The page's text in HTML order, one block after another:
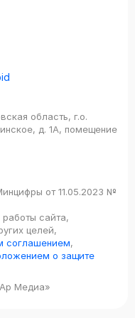
область, г.о.
д. 1А, помещение
от 11.05.2023 №
сайта,
целей,
соглашением,
о защите
Медиа»